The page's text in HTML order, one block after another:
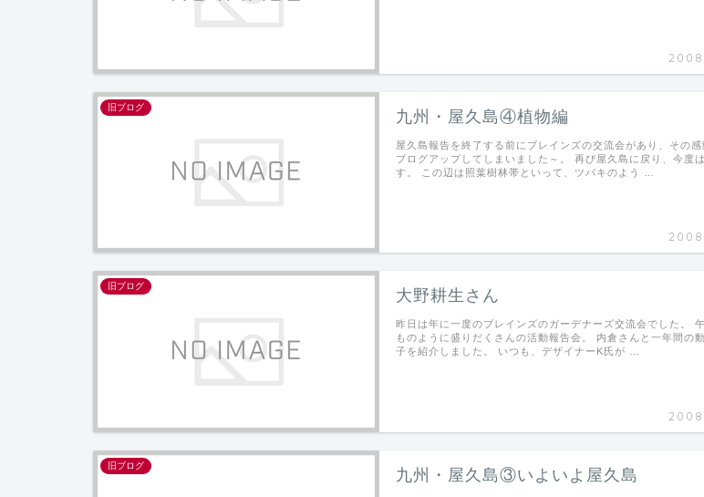
2008
旧ブログ
九州・屋久島④植物編
2008
屋久島報告を終了する前にブレインズの交流会があり、その感
ブログアップしてしまいました～。 再び屋久島に戻り、今度
す。 この辺は照葉樹林帯といって、ツバキのよう …
旧ブログ
大野耕生さん
2008
昨日は年に一度のブレインズのガーデナーズ交流会でした。
ものように盛りだくさんの活動報告会。 内倉さんと一年間の
子を紹介しました。 いつも、デザイナーK氏が …
旧ブログ
九州・屋久島③いよいよ屋久島